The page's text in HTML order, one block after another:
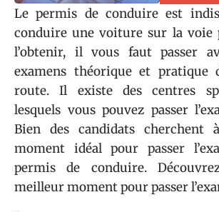
Le permis de conduire est
conduire une voiture sur la voie
l’obtenir, il vous faut passer
examens théorique et pratique
route. Il existe des centres
lesquels vous pouvez passer
Bien des candidats cherchent
moment idéal pour passer
permis de conduire.
meilleur moment pour passer